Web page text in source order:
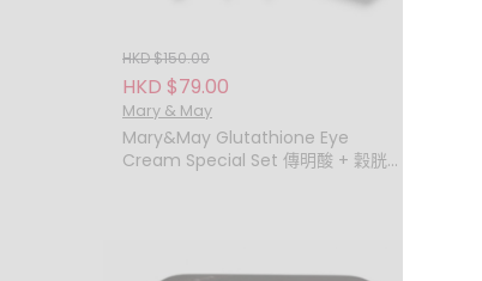
HKD $150.00
HKD $79.00
Mary & May
Mary&May Glutathione Eye
Cream Special Set 傳明酸 + 穀胱甘